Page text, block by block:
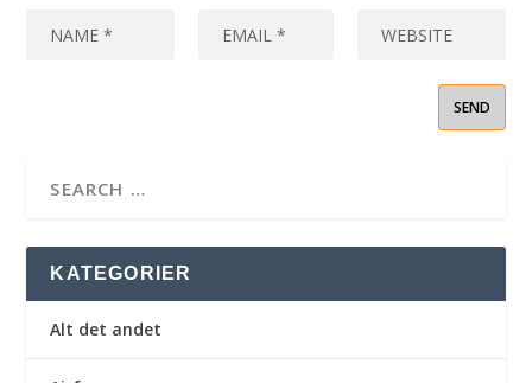
KATEGORIER
Alt det andet